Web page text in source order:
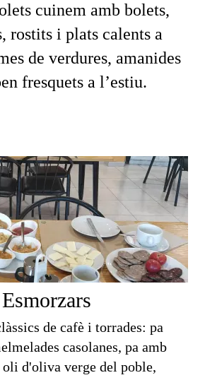
cuinem amb bolets,
rostits i plats calents a
de verdures, amanides
fresquets a l’estiu.
Esmorzars
de cafè i torrades: pa
casolanes, pa amb
d'oliva verge del poble,